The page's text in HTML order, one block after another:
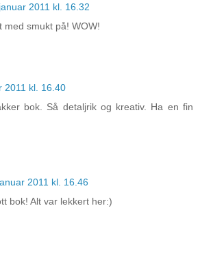
2011 kl. 16.32
med smukt på! WOW!
2011 kl. 16.40
bok. Så detaljrik og kreativ. Ha en fin
2011 kl. 16.46
bok! Alt var lekkert her:)